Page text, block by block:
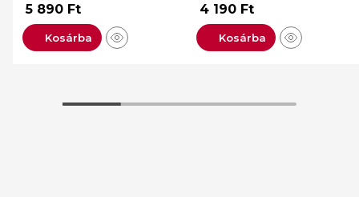
5 890 Ft
Kosárba
4 190 Ft
Kosárba